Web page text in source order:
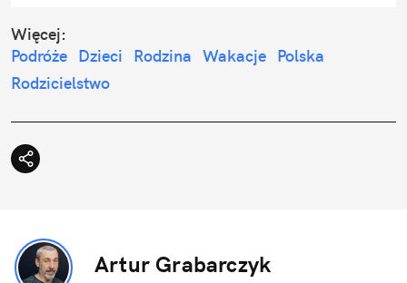
Więcej:
Podróże Dzieci Rodzina Wakacje Polska
Rodzicielstwo
Artur Grabarczyk